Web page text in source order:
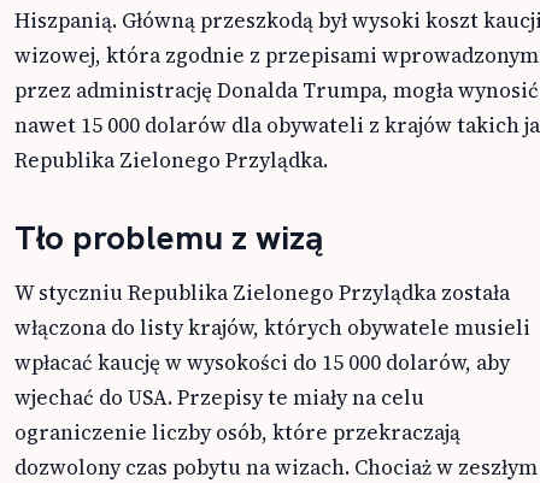
Hiszpanią. Główną przeszkodą był wysoki koszt
wizowej, która zgodnie z przepisami
przez administrację Donalda Trumpa, mogła wynosić
nawet 15 000 dolarów dla obywateli z krajów takich
Republika Zielonego Przylądka.
Tło problemu z wizą
W styczniu Republika Zielonego Przylądka została
włączona do listy krajów, których obywatele musieli
wpłacać kaucję w wysokości do 15 000 dolarów, aby
wjechać do USA. Przepisy te miały na celu
ograniczenie liczby osób, które przekraczają
dozwolony czas pobytu na wizach. Chociaż w zeszłym